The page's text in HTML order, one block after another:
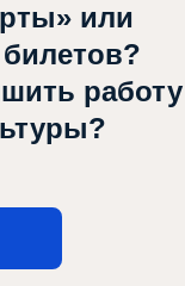
или
работу